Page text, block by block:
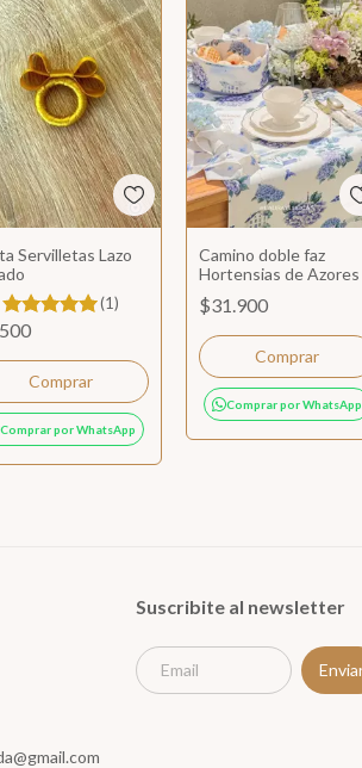
Servilletas Lazo
(1)
Comprar por WhatsApp
Camino doble faz
Hortensias de Azores
$31.900
Comprar por WhatsApp
Suscribite al newsletter